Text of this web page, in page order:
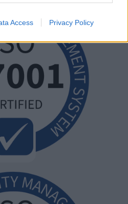
Access Privacy Policy